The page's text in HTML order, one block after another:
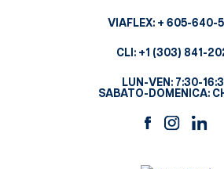
VIAFLEX: + 605-640-
CLI: +1 (303) 841-
LUN-VEN: 7:30-
SABATO-DOMENICA: